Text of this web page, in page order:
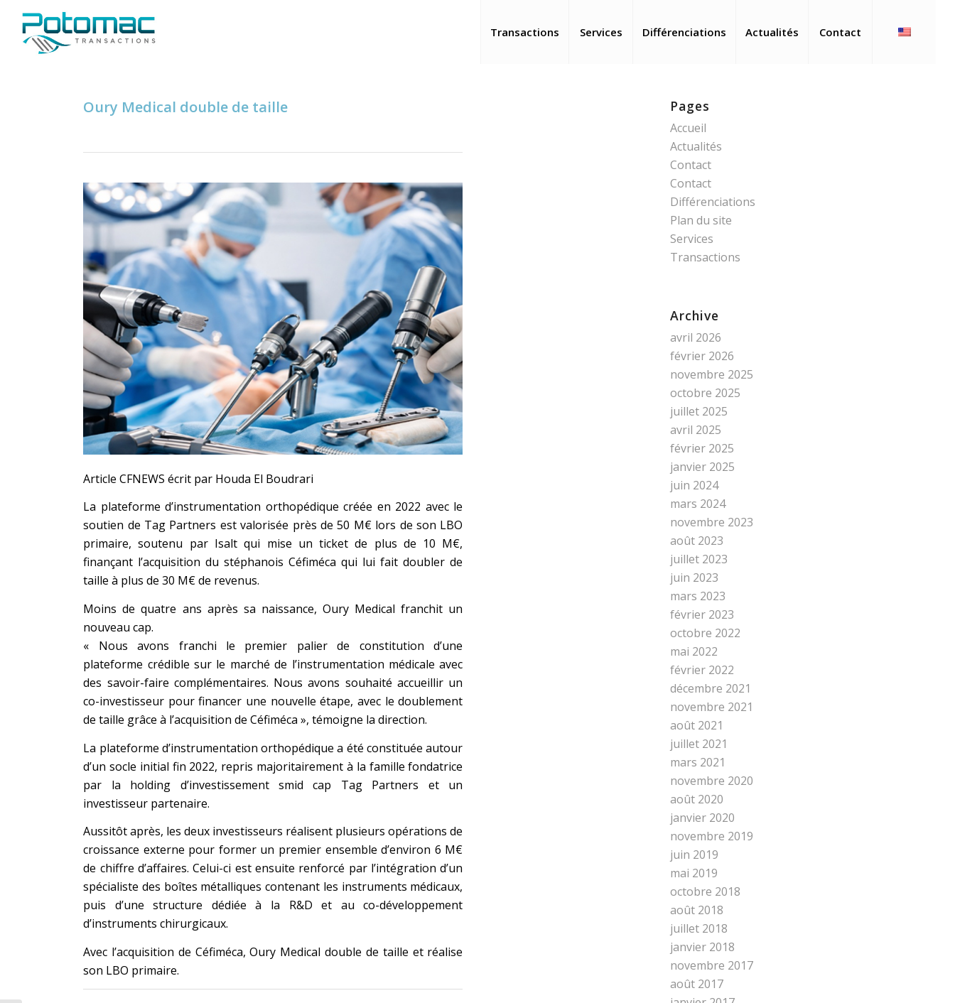
Transactions Services Différenciations Actualités Contact
Oury Medical double de taille
Article CFNEWS écrit par Houda El Boudrari
La plateforme d’instrumentation orthopédique créée en 2022 avec le
soutien de Tag Partners est valorisée près de 50 M€ lors de son LBO
primaire, soutenu par Isalt qui mise un ticket de plus de 10 M€,
finançant l’acquisition du stéphanois Céfiméca qui lui fait doubler de
taille à plus de 30 M€ de revenus.
Moins de quatre ans après sa naissance, Oury Medical franchit un
nouveau cap.
« Nous avons franchi le premier palier de constitution d’une
plateforme crédible sur le marché de l’instrumentation médicale avec
des savoir-faire complémentaires. Nous avons souhaité accueillir un
co-investisseur pour financer une nouvelle étape, avec le doublement
de taille grâce à l’acquisition de Céfiméca », témoigne la direction.
La plateforme d’instrumentation orthopédique a été constituée autour
d’un socle initial fin 2022, repris majoritairement à la famille fondatrice
par la holding d’investissement smid cap Tag Partners et un
investisseur partenaire.
Aussitôt après, les deux investisseurs réalisent plusieurs opérations de
croissance externe pour former un premier ensemble d’environ 6 M€
de chiffre d’affaires. Celui-ci est ensuite renforcé par l’intégration d’un
spécialiste des boîtes métalliques contenant les instruments médicaux,
puis d’une structure dédiée à la R&D et au co-développement
d’instruments chirurgicaux.
Avec l’acquisition de Céfiméca, Oury Medical double de taille et réalise
son LBO primaire.
Pages
Accueil
Actualités
Contact
Contact
Différenciations
Plan du site
Services
Transactions
Archive
avril 2026
février 2026
novembre 2025
octobre 2025
juillet 2025
avril 2025
février 2025
janvier 2025
juin 2024
mars 2024
novembre 2023
août 2023
juillet 2023
juin 2023
mars 2023
février 2023
octobre 2022
mai 2022
février 2022
décembre 2021
novembre 2021
août 2021
juillet 2021
mars 2021
novembre 2020
août 2020
janvier 2020
novembre 2019
juin 2019
mai 2019
octobre 2018
août 2018
juillet 2018
janvier 2018
novembre 2017
août 2017